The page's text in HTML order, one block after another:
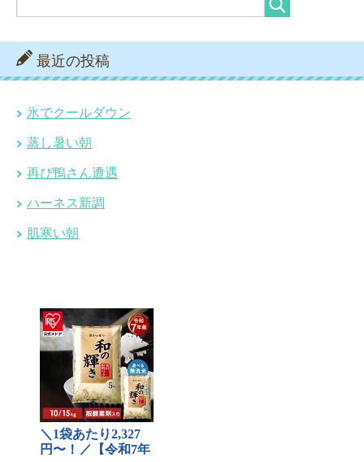
最近の投稿
氷でクールダウン
蒸し暑い朝
再び鴨さん遭遇
ハーネス新調
肌寒い朝